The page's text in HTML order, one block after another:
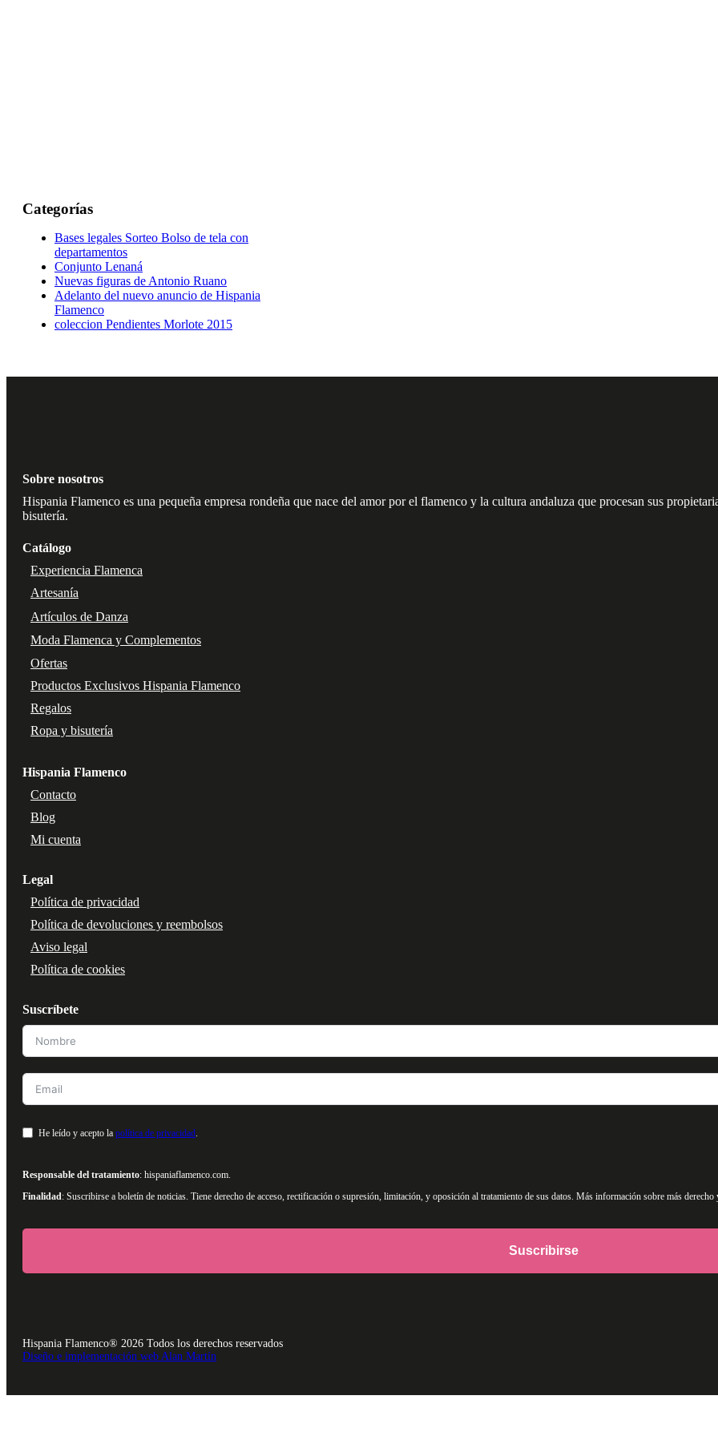
Categorías
Bases legales Sorteo Bolso de tela con
departamentos
Conjunto Lenaná
Nuevas figuras de Antonio Ruano
Adelanto del nuevo anuncio de Hispania
Flamenco
coleccion Pendientes Morlote 2015
Sobre nosotros
Hispania Flamenco es una pequeña empresa rondeña que nace del amor por el flamenco y la cultura andaluza que procesan sus
bisutería.
Catálogo
Experiencia Flamenca
Artesanía
Artículos de Danza
Moda Flamenca y Complementos
Ofertas
Productos Exclusivos Hispania Flamenco
Regalos
Ropa y bisutería
Hispania Flamenco
Contacto
Blog
Mi cuenta
Legal
Política de privacidad
Política de devoluciones y reembolsos
Aviso legal
Política de cookies
Suscríbete
He leído y acepto la política de privacidad.
Responsable del tratamiento: hispaniaflamenco.com.
Finalidad: Suscribirse a boletín de noticias. Tiene derecho de acceso, rectificación o supresión, limitación, y oposición al tratamiento de sus datos. Más información sobre más
Suscribirse
Hispania Flamenco® 2026 Todos los derechos reservados
Diseño e implementación web Alan Martín